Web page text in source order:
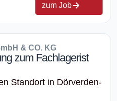
zum Job
& CO. KG
zum Fachlagerist
Standort in Dörverden-